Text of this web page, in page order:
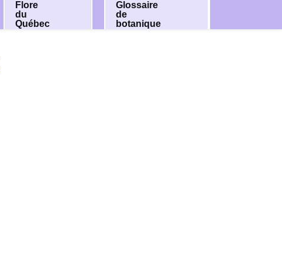
Flore
du
Québec
Glossaire
de
botanique